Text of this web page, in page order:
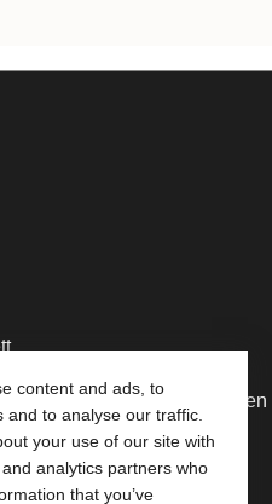
content and ads, to
to analyse our traffic.
your use of our site with
analytics partners who
that you’ve
er etter behov merket med en